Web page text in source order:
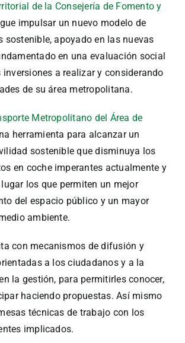
de la Consejería de Fomento y
impulsar un nuevo modelo de
sostenible, apoyado en las nuevas
en una evaluación social
inversiones a realizar y considerando
de su área metropolitana.
Metropolitano del Área de
herramienta para alcanzar un
sostenible que disminuya los
en coche imperantes actualmente y
los que permiten un mejor
del espacio público y un mayor
ambiente.
con mecanismos de difusión y
a los ciudadanos y a la
la gestión, para permitirles conocer,
haciendo propuestas. Así mismo
técnicas de trabajo con los
implicados.